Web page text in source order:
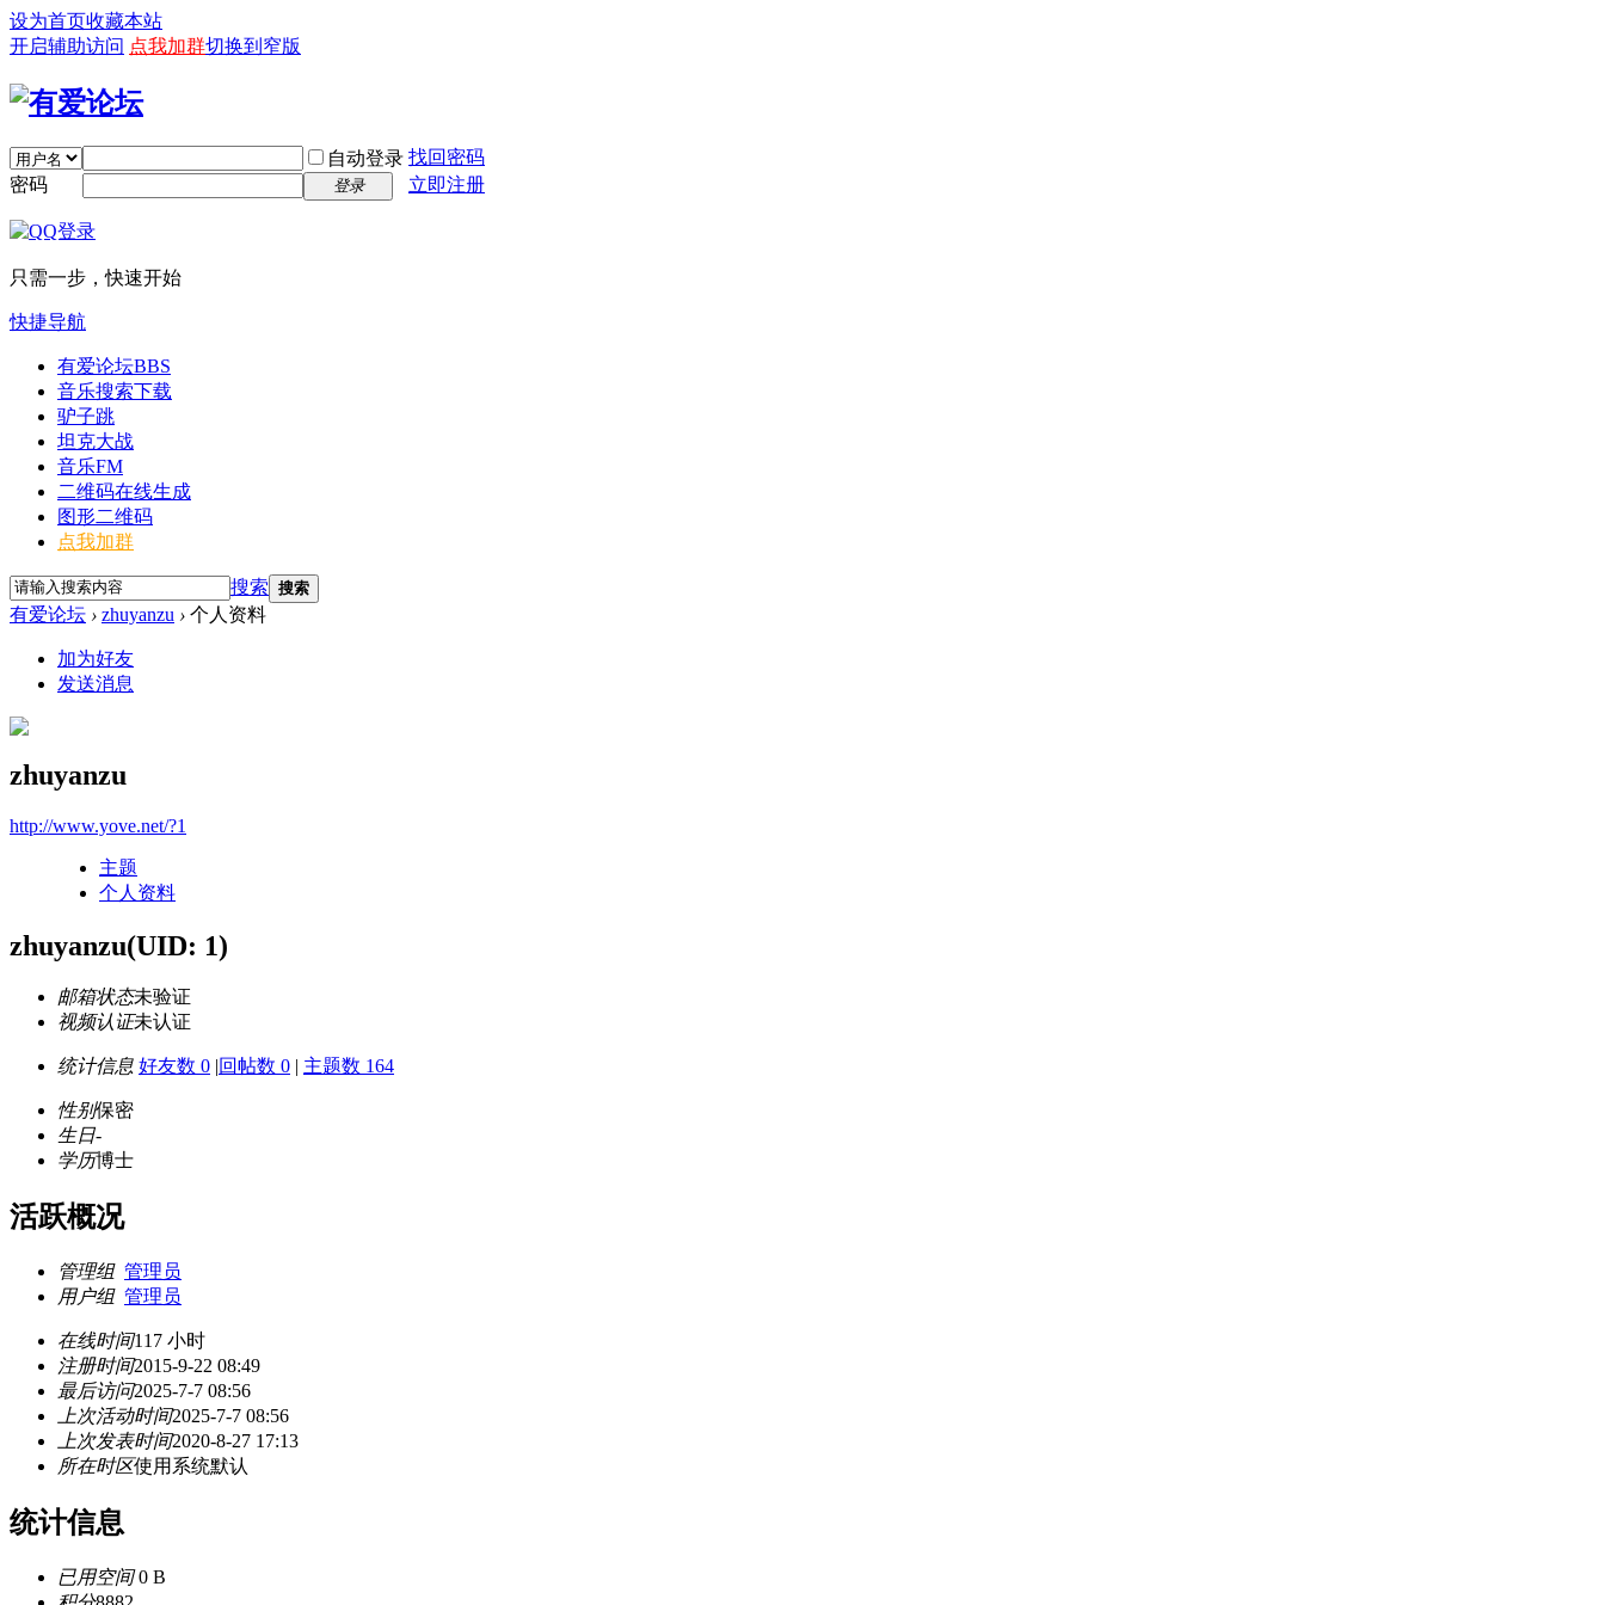
设为首页收藏本站
开启辅助访问 点我加群切换到窄版
自动登录 找回密码
密码
登录 立即注册
只需一步，快速开始
快捷导航
有爱论坛BBS
音乐搜索下载
驴子跳
坦克大战
音乐FM
二维码在线生成
图形二维码
点我加群
搜索 搜索
有爱论坛 › zhuyanzu › 个人资料
加为好友
发送消息
zhuyanzu
http://www.yove.net/?1
主题
个人资料
zhuyanzu(UID: 1)
邮箱状态未验证
视频认证未认证
统计信息 好友数 0 |回帖数 0 | 主题数 164
性别保密
生日-
学历博士
活跃概况
管理组 管理员
用户组 管理员
在线时间117 小时
注册时间2015-9-22 08:49
最后访问2025-7-7 08:56
上次活动时间2025-7-7 08:56
上次发表时间2020-8-27 17:13
所在时区使用系统默认
统计信息
已用空间0 B